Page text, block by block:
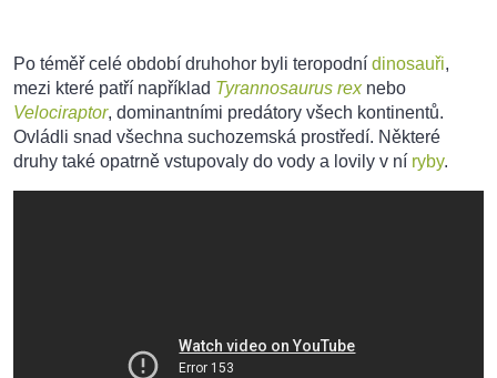
Po téměř celé období druhohor byli teropodní dinosauři,
mezi které patří například Tyrannosaurus rexnebo
Velociraptor, dominantními predátory všech kontinentů.
Ovládli snad všechna suchozemská prostředí. Některé
druhy také opatrně vstupovaly do vody a lovily v ní ryby.